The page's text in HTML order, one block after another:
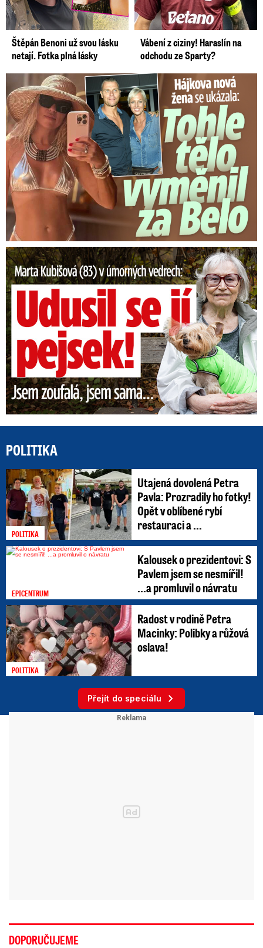
Štěpán Benoni už svou lásku
netají. Fotka plná lásky
Vábení z ciziny! Haraslín na
odchodu ze Sparty?
Tohle tělo nahradilo Belo: Nová partnerka se ukázala...
Marta Kubišová (83) v úmorných vedrech: Udusil se jí pejsek!
POLITIKA
POLITIKA
Utajená dovolená Petra
Pavla: Prozradily ho fotky!
Opět v oblíbené rybí
restauraci a ...
EPICENTRUM
Kalousek o prezidentovi: S
Pavlem jsem se nesmířil!
...a promluvil o návratu
POLITIKA
Radost v rodině Petra
Macinky: Polibky a růžová
oslava!
Přejít do speciálu
DOPORUČUJEME